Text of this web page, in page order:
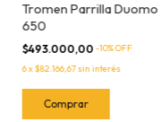
Tromen Parrilla Duomo
650
$493.000,00 -10% OFF
6x$82.166,67sin interés